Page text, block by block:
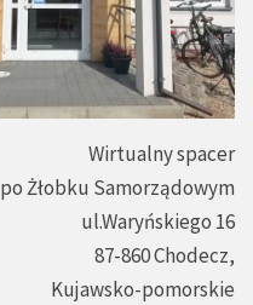
Wirtualny spacer
po Żłobku Samorządowym
ul.Waryńskiego 16
87-860 Chodecz,
Kujawsko-pomorskie